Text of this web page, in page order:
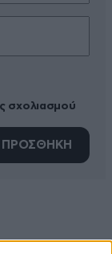
σχολιασμού
ΠΡΟΣΘΗΚΗ